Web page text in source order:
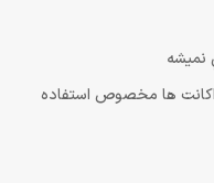
اكانت ها مخصوص استفاده